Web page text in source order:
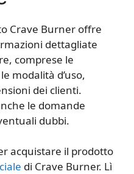
Crave Burner offre
dettagliate
comprese le
modalità d’uso,
dei clienti.
le domande
dubbi.
acquistare il prodotto
di Crave Burner. Lì